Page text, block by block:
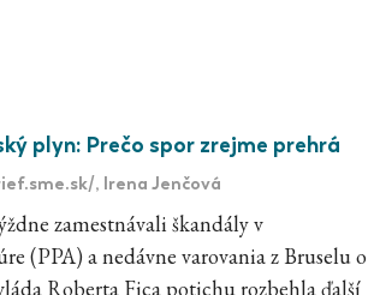
plyn: Prečo spor zrejme prehrá
, Irena Jenčová
zamestnávali škandály v
(PPA) a nedávne varovania z Bruselu o
Roberta Fica potichu rozbehla ďalší